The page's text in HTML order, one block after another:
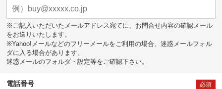
※ご記入いただいたメールアドレス宛てに、お問合せ内容の確認メール
をお送りいたします。
※Yahoo!メールなどのフリーメールをご利用の場合、迷惑メールフォル
ダに入る場合があります。
迷惑メールのフォルダ・設定等をご確認下さい。
電話番号 必須